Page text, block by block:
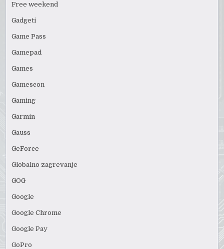
Free weekend
Gadgeti
Game Pass
Gamepad
Games
Gamescon
Gaming
Garmin
Gauss
GeForce
Globalno zagrevanje
GOG
Google
Google Chrome
Google Pay
GoPro